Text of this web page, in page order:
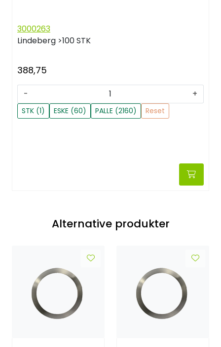
3000263
Lindeberg >100 STK
388,75
- +
STK (1) ESKE (60) PALLE (2160) Reset
Alternative produkter